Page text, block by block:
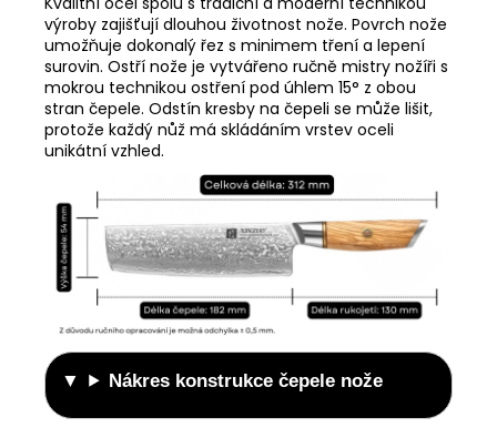
výroby zajišťují dlouhou životnost nože. Povrch nože
umožňuje dokonalý řez s minimem tření a lepení
surovin. Ostří nože je vytvářeno ručně mistry nožíři s
mokrou technikou ostření pod úhlem 15° z obou
stran čepele. Odstín kresby na čepeli se může lišit,
protože každý nůž má skládáním vrstev oceli
unikátní vzhled.
Nákres konstrukce čepele nože